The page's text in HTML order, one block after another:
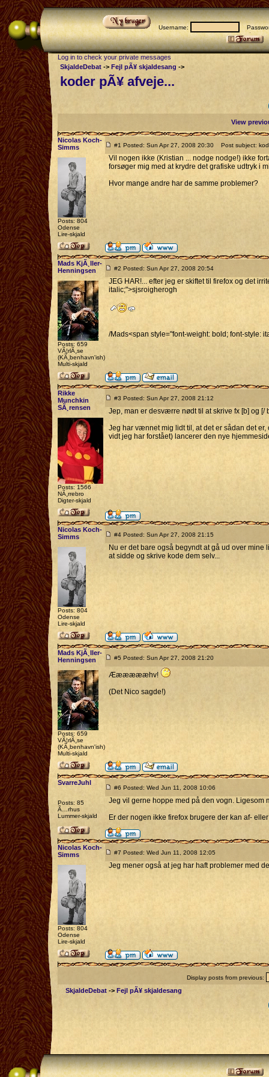
Username:
Log in to check your private messages
SkjaldeDebat -> Fejl pÃ¥ skjaldesang ->
koder pÃ¥ afveje...
View
Nicolas Koch-
Simms
Posts: 804
Odense
Lire-skjald
#1 Posted: Sun Apr 27, 2008 20:30 Post subject:
Vil nogen ikke (Kristian ... nodge nodge!) ikke
forsøger mig med at krydre det grafiske udtryk i
Hvor mange andre har de samme problemer?
Mads KjÃ¸ller-
Henningsen
Posts: 659
VÃ¦rlÃ¸se
(KÃ¸benhavn'ish)
Multi-skjald
#2 Posted: Sun Apr 27, 2008 20:54
JEG HAR!... efter jeg er skiftet til firefox og det
italic;">sjsroigherogh
/Mads<span style="font-weight: bold; font-style:
Rikke
Munchkin
SÃ¸rensen
Posts: 1566
NÃ¸rrebro
Digter-skjald
#3 Posted: Sun Apr 27, 2008 21:12
Jep, man er desværre nødt til at skrive fx [b] og [/
Jeg har vænnet mig lidt til, at det er sådan det
vidt jeg har forstået) lancerer den nye
Nicolas Koch-
Simms
Posts: 804
Odense
Lire-skjald
#4 Posted: Sun Apr 27, 2008 21:15
Nu er det bare også begyndt at gå ud over
at sidde og skrive kode dem selv...
Mads KjÃ¸ller-
Henningsen
Posts: 659
VÃ¦rlÃ¸se
(KÃ¸benhavn'ish)
Multi-skjald
#5 Posted: Sun Apr 27, 2008 21:20
Ææææææhv!
(Det Nico sagde!)
SvarreJuhl
Posts: 85
Ã…rhus
Lummer-skjald
#6 Posted: Wed Jun 11, 2008 10:06
Jeg vil gerne hoppe med på den vogn.
Er der nogen ikke firefox brugere der kan af-
Nicolas Koch-
Simms
Posts: 804
Odense
Lire-skjald
#7 Posted: Wed Jun 11, 2008 12:05
Jeg mener også at jeg har haft problemer med
Display posts from previous:
SkjaldeDebat -> Fejl pÃ¥ skjaldesang